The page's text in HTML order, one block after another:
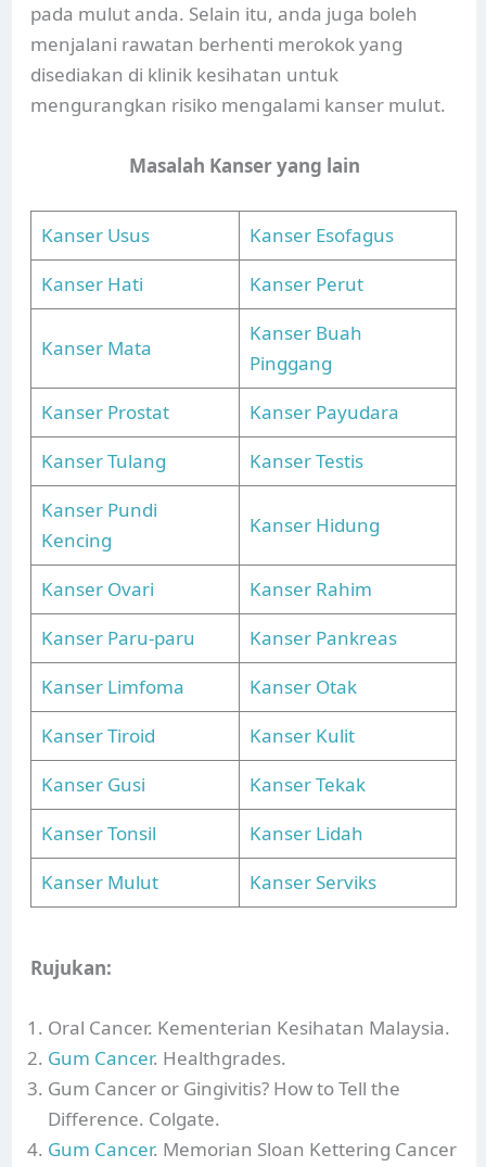
pada mulut anda. Selain itu, anda juga boleh
menjalani rawatan berhenti merokok yang
disediakan di klinik kesihatan untuk
mengurangkan risiko mengalami kanser mulut.
Masalah Kanser yang lain
Kanser Usus
Kanser Esofagus
Kanser Hati
Kanser Perut
Kanser Mata
Kanser Buah
Pinggang
Kanser Prostat
Kanser Payudara
Kanser Tulang
Kanser Testis
Kanser Pundi
Kencing
Kanser Hidung
Kanser Ovari
Kanser Rahim
Kanser Paru-paru
Kanser Pankreas
Kanser Limfoma
Kanser Otak
Kanser Tiroid
Kanser Kulit
Kanser Gusi
Kanser Tekak
Kanser Tonsil
Kanser Lidah
Kanser Mulut
Kanser Serviks
Rujukan:
Oral Cancer. Kementerian Kesihatan Malaysia.
Gum Cancer. Healthgrades.
Gum Cancer or Gingivitis? How to Tell the
Difference. Colgate.
Gum Cancer. Memorian Sloan Kettering Cancer